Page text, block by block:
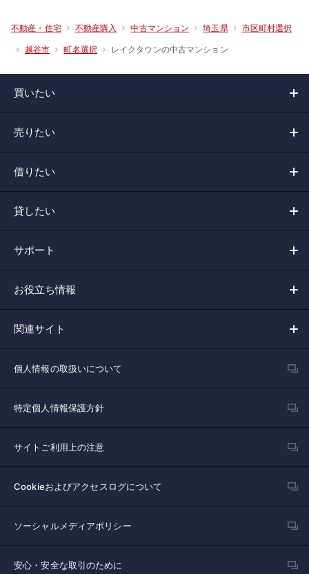
不動産・住宅 不動産購入 中古マンション 埼玉県 市区町村選択
越谷市 町名選択 レイクタウンの中古マンション
買いたい
売りたい
借りたい
貸したい
サポート
お役立ち情報
関連サイト
個人情報の取扱いについて
特定個人情報保護方針
サイトご利用上の注意
Cookieおよびアクセスログについて
ソーシャルメディアポリシー
安心・安全な取引のために